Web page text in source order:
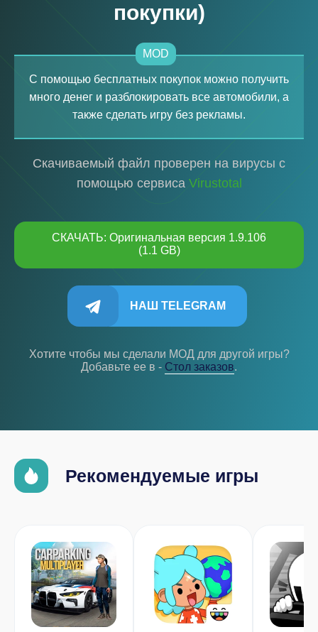
покупки)
MOD
С помощью бесплатных покупок можно получить
много денег и разблокировать все автомобили, а
также сделать игру без рекламы.
Скачиваемый файл проверен на вирусы с
помощью сервиса Virustotal
СКАЧАТЬ: Оригинальная версия 1.9.106
(1.1 GB)
НАШ TELEGRAM
Хотите чтобы мы сделали МОД для другой игры?
Добавьте ее в - Cтол заказов.
Рекомендуемые игры